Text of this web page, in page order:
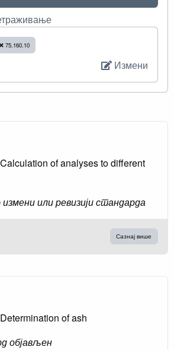
75.160.10
Измени
of analyses to different
или ревизији стандарда
Сазнај више
of ash
објављен